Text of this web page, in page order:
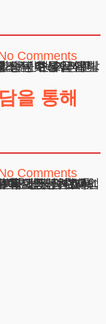
Comments
을 통해
Comments
학